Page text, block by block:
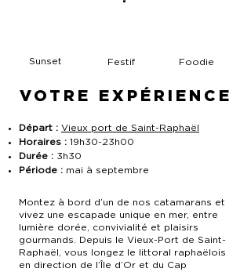
Sunset Festif Foodie
VOTRE EXPÉRIENCE
Départ : Vieux port de Saint-Raphaël
Horaires : 19h30-23h00
Durée : 3h30
Période : mai à septembre
Montez à bord d’un de nos catamarans et
vivez une escapade unique en mer, entre
lumière dorée, convivialité et plaisirs
gourmands. Depuis le Vieux-Port de Saint-
Raphaël, vous longez le littoral raphaëlois
en direction de l’Île d’Or et du Cap